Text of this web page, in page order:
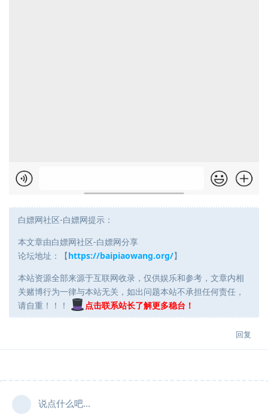
白嫖网社区-白嫖网提示：
本文章由白嫖网社区-白嫖网分享
论坛地址：【https://baipiaowang.org/】
本站资源全部来源于互联网收录，仅供娱乐和参考，文章内相
关赌博行为一律与本站无关，如出问题本站不承担任何责任，
请自重！！！
点击联系站长了解更多稳台！
回复
说点什么吧...